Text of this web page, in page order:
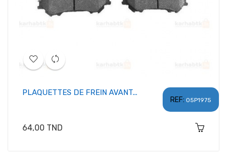
REF: 05P1975
PLAQUETTES DE FREIN AVANT...
Prix
64,00 TND